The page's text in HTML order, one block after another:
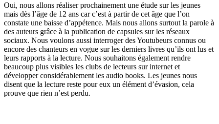
Oui, nous allons réaliser prochainement une étude sur les jeunes
mais dès l’âge de 12 ans car c’est à partir de cet âge que l’on
constate une baisse d’appétence. Mais nous allons surtout la parole à
des auteurs grâce à la publication de capsules sur les réseaux
sociaux. Nous voulons aussi interroger des Youtubeurs connus ou
encore des chanteurs en vogue sur les derniers livres qu’ils ont lus et
leurs rapports à la lecture. Nous souhaitons également rendre
beaucoup plus visibles les clubs de lecteurs sur internet et
développer considérablement les audio books. Les jeunes nous
disent que la lecture reste pour eux un élément d’évasion, cela
prouve que rien n’est perdu.